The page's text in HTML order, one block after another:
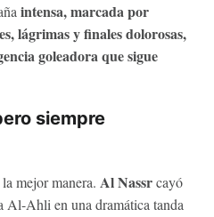
intensa, marcada por
lágrimas y finales dolorosas,
goleadora que sigue
siempre
mejor manera. Al Nassrcayó
Al-Ahli en una dramática tanda